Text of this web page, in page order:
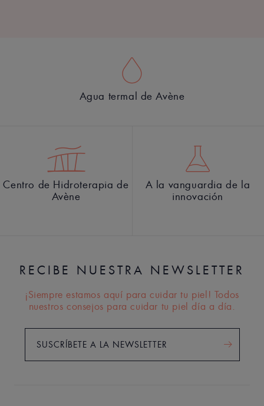
Agua termal de Avène
Centro de Hidroterapia de
Avène
A la vanguardia de la
innovación
RECIBE NUESTRA NEWSLETTER
¡Siempre estamos aquí para cuidar tu piel! Todos
nuestros consejos para cuidar tu piel día a día.
SUSCRÍBETE A LA NEWSLETTER